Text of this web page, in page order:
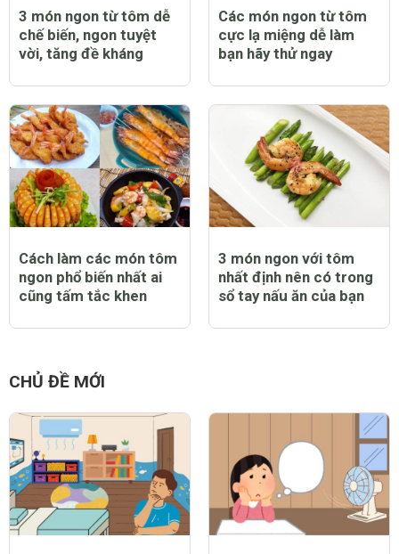
3 món ngon từ tôm dễ
chế biến, ngon tuyệt
vời, tăng đề kháng
Các món ngon từ tôm
cực lạ miệng dễ làm
bạn hãy thử ngay
Cách làm các món tôm
ngon phổ biến nhất ai
cũng tấm tắc khen
3 món ngon với tôm
nhất định nên có trong
sổ tay nấu ăn của bạn
CHỦ ĐỀ MỚI